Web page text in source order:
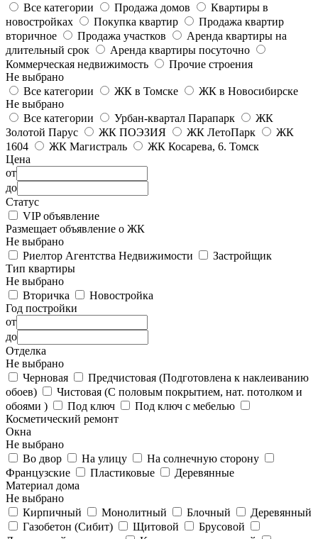
Все категории
Продажа домов
Квартиры в
новостройках
Покупка квартир
Продажа квартир
вторичное
Продажа участков
Аренда квартиры на
длительный срок
Аренда квартиры посуточно
Коммерческая недвижимость
Прочие строения
Не выбрано
Все категории
ЖК в Томске
ЖК в Новосибирске
Не выбрано
Все категории
Урбан-квартал Парапарк
ЖК
Золотой Парус
ЖК ПОЭЗИЯ ЖК ЛетоПарк
ЖК
1604
ЖК Магистраль
ЖК Косарева, 6. Томск
Цена
от
до
Статус
VIP объявление
Размещает объявление о ЖК
Не выбрано
Риелтор Агентства Недвижимости
Застройщик
Тип квартиры
Не выбрано
Вторичка
Новостройка
Год постройки
от
до
Отделка
Не выбрано
Черновая
Предчистовая (Подготовлена к наклеиванию
обоев)
Чистовая (С половым покрытием, нат. потолком и
обоями )
Под ключ
Под ключ с мебелью
Косметический ремонт
Окна
Не выбрано
Во двор
На улицу
На солнечную сторону
Французские
Пластиковые
Деревянные
Материал дома
Не выбрано
Кирпичный
Монолитный Блочный
Деревянный
Газобетон (Сибит)
Щитовой
Брусовой